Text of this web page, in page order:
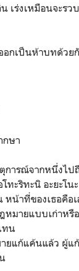
เร่งเหมือนจะร
อกเป็นห้าบทด้วย
กษา
การณ์จากหนึ่งไ
ทะริทะนิ อะยะโน
น้าที่ของเธอคือเ
หมายแบบเก่าหรื
ทน
ยแก้แค้นแล้ว ผู้แก้